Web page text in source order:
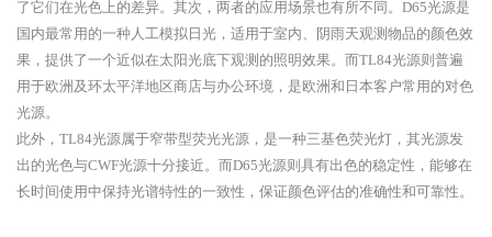
了它们在光色上的差异。其次，两者的应用场景也有所不同。D65光源是
国内最常用的一种人工模拟日光，适用于室内、阴雨天观测物品的颜色效
果，提供了一个近似在太阳光底下观测的照明效果。而TL84光源则普遍
用于欧洲及环太平洋地区商店与办公环境，是欧洲和日本客户常用的对色
光源。
此外，TL84光源属于窄带型荧光光源，是一种三基色荧光灯，其光源发
出的光色与CWF光源十分接近。而D65光源则具有出色的稳定性，能够在
长时间使用中保持光谱特性的一致性，保证颜色评估的准确性和可靠性。